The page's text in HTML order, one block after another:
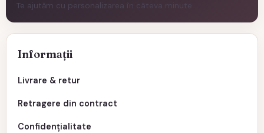
Te ajutăm cu personalizarea în câteva minute.
Informații
Livrare & retur
Retragere din contract
Confidențialitate